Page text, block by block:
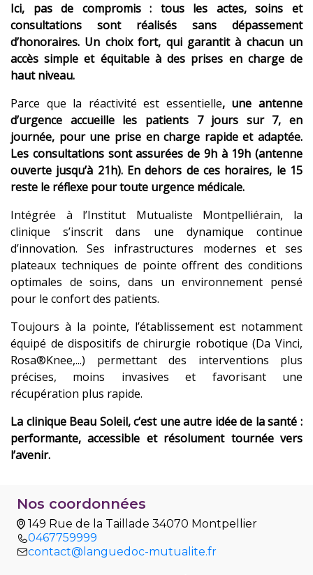
Ici, pas de compromis : tous les actes, soins et
consultations sont réalisés sans dépassement
d’honoraires. Un choix fort, qui garantit à chacun un
accès simple et équitable à des prises en charge de
haut niveau.
Parce que la réactivité est essentielle, une antenne
d’urgence accueille les patients 7 jours sur 7, en
journée, pour une prise en charge rapide et adaptée.
Les consultations sont assurées de 9h à 19h (antenne
ouverte jusqu’à 21h). En dehors de ces horaires, le 15
reste le réflexe pour toute urgence médicale.
Intégrée à l’Institut Mutualiste Montpelliérain, la
clinique s’inscrit dans une dynamique continue
d’innovation. Ses infrastructures modernes et ses
plateaux techniques de pointe offrent des conditions
optimales de soins, dans un environnement pensé
pour le confort des patients.
Toujours à la pointe, l’établissement est notamment
équipé de dispositifs de chirurgie robotique (Da Vinci,
Rosa®Knee,...) permettant des interventions plus
précises, moins invasives et favorisant une
récupération plus rapide.
La clinique Beau Soleil, c’est une autre idée de la santé :
performante, accessible et résolument tournée vers
l’avenir.
Nos coordonnées
149 Rue de la Taillade 34070 Montpellier
0467759999
contact@languedoc-mutualite.fr